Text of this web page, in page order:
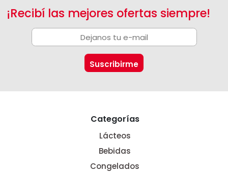
¡Recibí las mejores ofertas siempre!
Categorías
Lácteos
Bebidas
Congelados